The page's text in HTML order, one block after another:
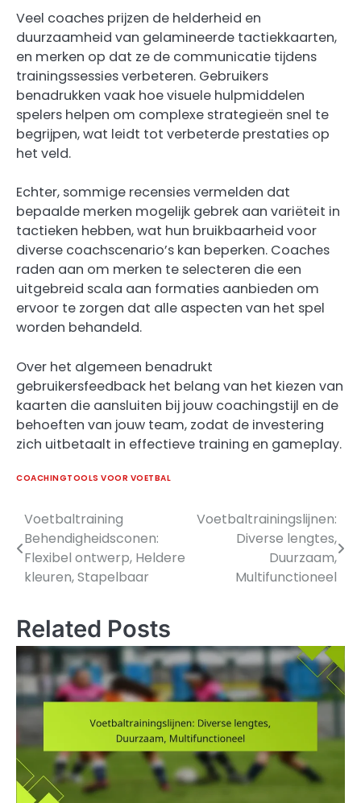
Veel coaches prijzen de helderheid en
duurzaamheid van gelamineerde tactiekkaarten,
en merken op dat ze de communicatie tijdens
trainingssessies verbeteren. Gebruikers
benadrukken vaak hoe visuele hulpmiddelen
spelers helpen om complexe strategieën snel te
begrijpen, wat leidt tot verbeterde prestaties op
het veld.
Echter, sommige recensies vermelden dat
bepaalde merken mogelijk gebrek aan variëteit in
tactieken hebben, wat hun bruikbaarheid voor
diverse coachscenario’s kan beperken. Coaches
raden aan om merken te selecteren die een
uitgebreid scala aan formaties aanbieden om
ervoor te zorgen dat alle aspecten van het spel
worden behandeld.
Over het algemeen benadrukt
gebruikersfeedback het belang van het kiezen van
kaarten die aansluiten bij jouw coachingstijl en de
behoeften van jouw team, zodat de investering
zich uitbetaalt in effectieve training en gameplay.
COACHINGTOOLS VOOR VOETBAL
Post
navigation
Voetbaltraining
Behendigheidsconen:
Flexibel ontwerp, Heldere
kleuren, Stapelbaar
Voetbaltrainingslijnen:
Diverse lengtes,
Duurzaam,
Multifunctioneel
Related Posts